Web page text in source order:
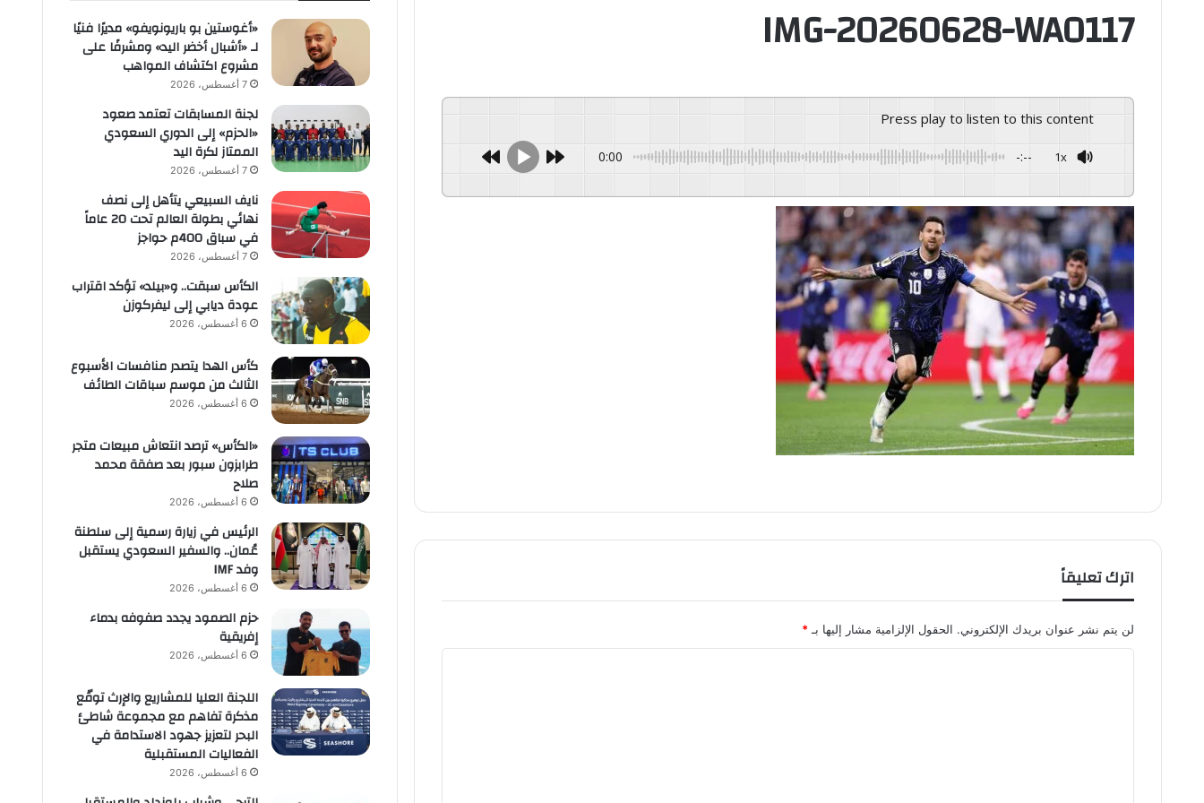
IMG-20260628-WA0117
Press play to listen to this content
0:00 -:-- 1x
اترك تعليقاً
لن يتم نشر عنوان بريدك الإلكتروني. الحقول الإلزامية مشار إليها بـ *
«أغوستين بو باريونويفو» مديرًا فنيًا
لـ «أشبال أخضر اليد» ومشرفًا على
مشروع اكتشاف المواهب
7 أغسطس، 2026
لجنة المسابقات تعتمد صعود
«الحزم» إلى الدوري السعودي
الممتاز لكرة اليد
7 أغسطس، 2026
نايف السبيعي يتأهل إلى نصف
نهائي بطولة العالم تحت 20 عاماً
في سباق 400م حواجز
7 أغسطس، 2026
الكأس سبقت.. و«بيلد» تؤكد اقتراب
عودة ديابي إلى ليفركوزن
6 أغسطس، 2026
كأس الهدا يتصدر منافسات الأسبوع
الثالث من موسم سباقات الطائف
6 أغسطس، 2026
«الكأس» ترصد انتعاش مبيعات متجر
طرابزون سبور بعد صفقة محمد
صلاح
6 أغسطس، 2026
الرئيس في زيارة رسمية إلى سلطنة
عُمان.. والسفير السعودي يستقبل
وفد IMF
6 أغسطس، 2026
حزم الصمود يجدد صفوفه بدماء
إفريقية
6 أغسطس، 2026
اللجنة العليا للمشاريع والإرث توقّع
مذكرة تفاهم مع مجموعة شاطئ
البحر لتعزيز جهود الاستدامة في
الفعاليات المستقبلية
6 أغسطس، 2026